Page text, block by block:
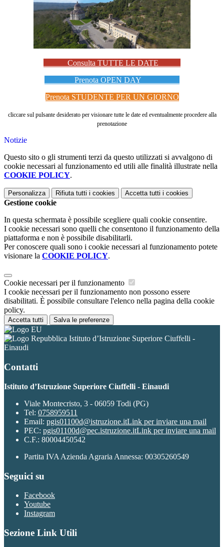
Consulta TUTTE LE DATE
Prenota OPEN DAY
Prenota STUDENTE PER UN GIORNO
cliccare sul pulsante desiderato per visionare tutte le date ed eventualmente procedere alla
prenotazione
Notizie
Questo sito o gli strumenti terzi da questo utilizzati si avvalgono di
cookie necessari al funzionamento ed utili alle finalità illustrate nella
COOKIE POLICY.
Personalizza Rifiuta tutti i cookies Accetta tutti i cookies
Gestione cookie
In questa schermata è possibile scegliere quali cookie consentire.
I cookie necessari sono quelli che consentono il funzionamento della
piattaforma e non è possibile disabilitarli.
Per conoscere quali sono i cookie necessari al funzionamento potete
visionare la COOKIE POLICY.
Cookie necessari per il funzionamento
I cookie necessari per il funzionamento non possono essere
disabilitati. È possibile consultare l'elenco nella pagina della cookie
policy.
Accetta tutti Salva le preferenze
Istituto d’Istruzione Superiore Ciuffelli -
Einaudi
Contatti
Istituto d’Istruzione Superiore Ciuffelli - Einaudi
Viale Montecristo, 3 - 06059 Todi (PG)
Tel: 0758959511
Email: pgis01100d@istruzione.itLink per inviare una mail
PEC: pgis01100d@pec.istruzione.itLink per inviare una mail
C.F.: 80004450542
Partita IVA Azienda Agraria Annessa: 00305260549
Seguici su
Facebook
Youtube
Instagram
Sezione Link Utili